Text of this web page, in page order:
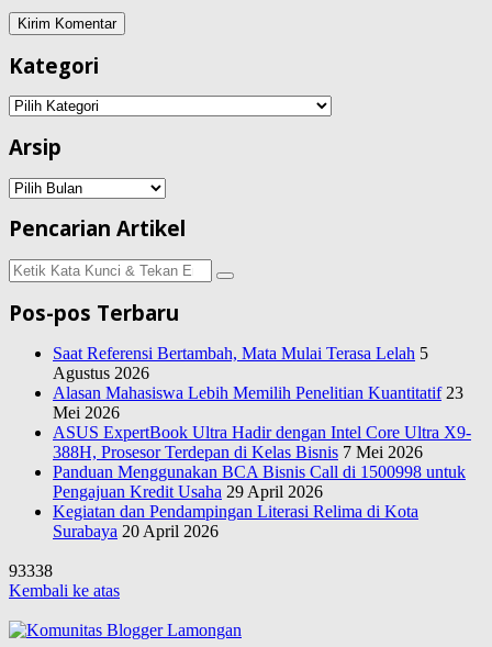
Kategori
Kategori
Arsip
Arsip
Pencarian Artikel
Pencarian
untuk:
Pos-pos Terbaru
Saat Referensi Bertambah, Mata Mulai Terasa Lelah 5
Agustus 2026
Alasan Mahasiswa Lebih Memilih Penelitian Kuantitatif 23
Mei 2026
ASUS ExpertBook Ultra Hadir dengan Intel Core Ultra X9-
388H, Prosesor Terdepan di Kelas Bisnis 7 Mei 2026
Panduan Menggunakan BCA Bisnis Call di 1500998 untuk
Pengajuan Kredit Usaha 29 April 2026
Kegiatan dan Pendampingan Literasi Relima di Kota
Surabaya 20 April 2026
93338
Kembali ke atas